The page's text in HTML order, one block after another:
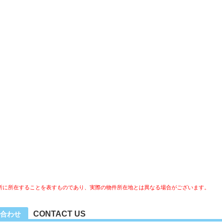
所在することを表すものであり、実際の物件所在地とは異なる場合がございます。
わせ CONTACT US